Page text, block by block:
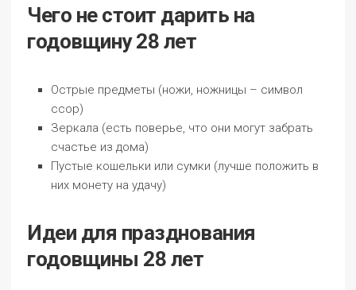
Чего не стоит дарить на
годовщину 28 лет
Острые предметы (ножи, ножницы – символ
ссор)
Зеркала (есть поверье, что они могут забрать
счастье из дома)
Пустые кошельки или сумки (лучше положить в
них монету на удачу)
Идеи для празднования
годовщины 28 лет